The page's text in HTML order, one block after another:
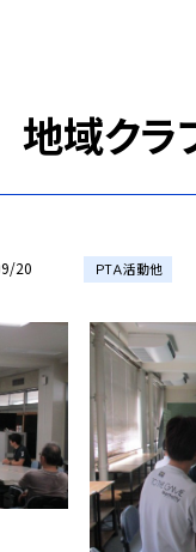
域クラ
20 ＰTＡ活動他